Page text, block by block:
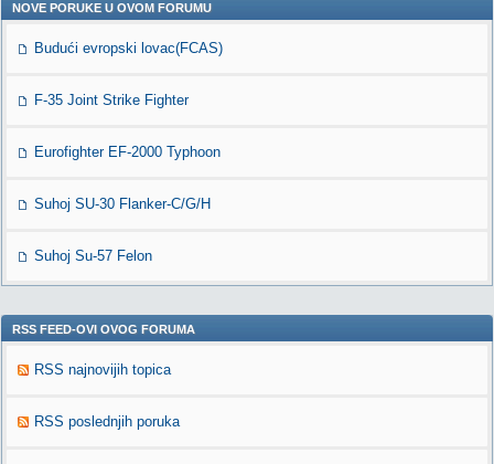
NOVE PORUKE U OVOM FORUMU
Budući evropski lovac(FCAS)
F-35 Joint Strike Fighter
Eurofighter EF-2000 Typhoon
Suhoj SU-30 Flanker-C/G/H
Suhoj Su-57 Felon
RSS FEED-OVI OVOG FORUMA
RSS najnovijih topica
RSS poslednjih poruka